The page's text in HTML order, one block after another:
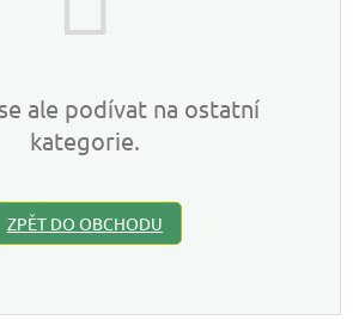
ale podívat na ostatní
kategorie.
ZPĚT DO OBCHODU